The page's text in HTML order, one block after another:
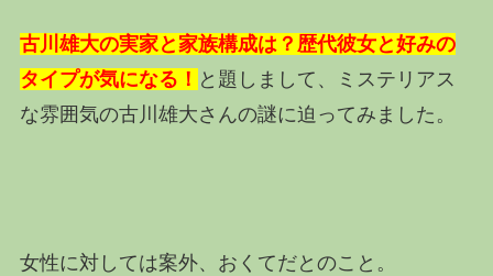
古川雄大の実家と家族構成は？歴代彼女と好みの
タイプが気になる！ と題しまして、ミステリアス
な雰囲気の古川雄大さんの謎に迫ってみました。
女性に対しては案外、おくてだとのこと。